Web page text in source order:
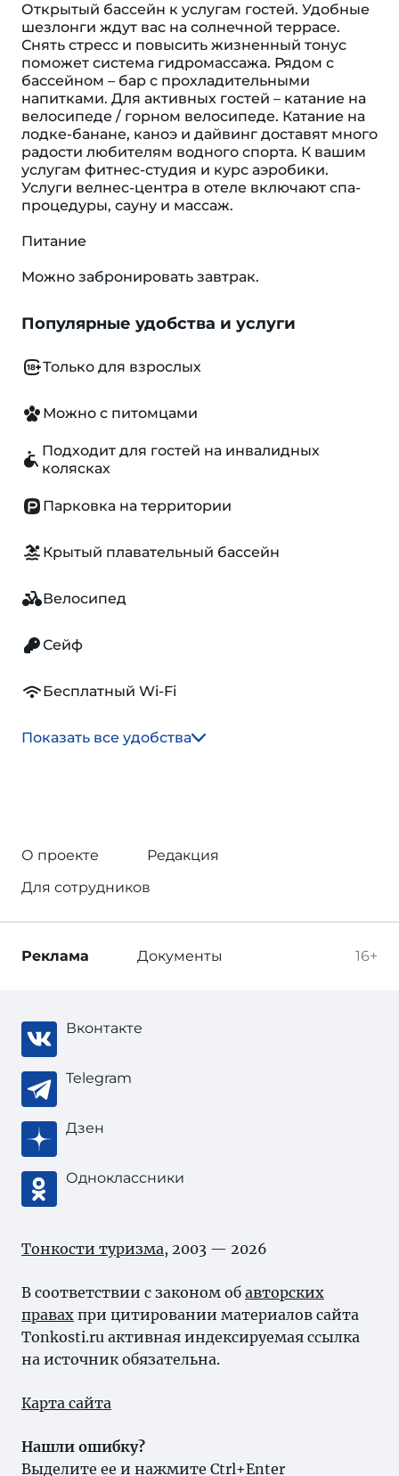
Открытый бассейн к услугам гостей. Удобные
шезлонги ждут вас на солнечной террасе.
Снять стресс и повысить жизненный тонус
поможет система гидромассажа. Рядом с
бассейном – бар с прохладительными
напитками. Для активных гостей – катание на
велосипеде / горном велосипеде. Катание на
лодке-банане, каноэ и дайвинг доставят много
радости любителям водного спорта. К вашим
услугам фитнес-студия и курс аэробики.
Услуги велнес-центра в отеле включают спа-
процедуры, сауну и массаж.
Питание
Можно забронировать завтрак.
Популярные удобства и услуги
Только для взрослых
Можно с питомцами
Подходит для гостей на инвалидных
колясках
Парковка на территории
Крытый плавательный бассейн
Велосипед
Сейф
Бесплатный Wi-Fi
Показать все удобства
О проекте
Редакция
Для сотрудников
16+
Реклама Документы
Вконтакте
Telegram
Дзен
Одноклассники
Тонкости туризма, 2003 — 2026
В соответствии с законом об авторских
правах при цитировании материалов сайта
Tonkosti.ru активная индексируемая ссылка
на источник обязательна.
Карта сайта
Нашли ошибку?
Выделите ее и нажмите Ctrl+Enter